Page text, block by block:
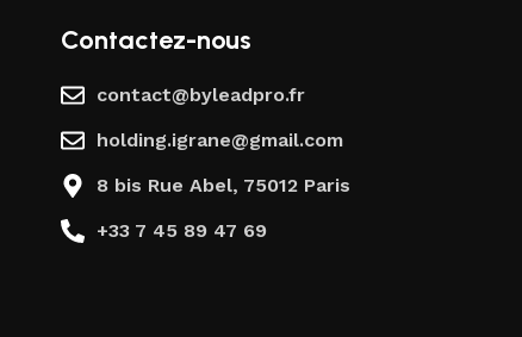
Contactez-nous
contact@byleadpro.fr
holding.igrane@gmail.com
8 bis Rue Abel, 75012 Paris
+33 7 45 89 47 69